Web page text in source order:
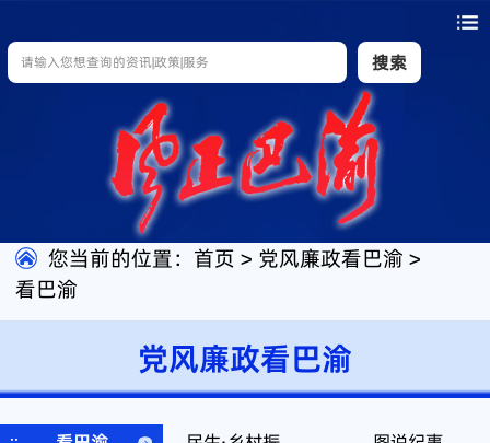
搜索
您当前的位置： 首页 > 党风廉政看巴渝 >
看巴渝
党风廉政看巴渝